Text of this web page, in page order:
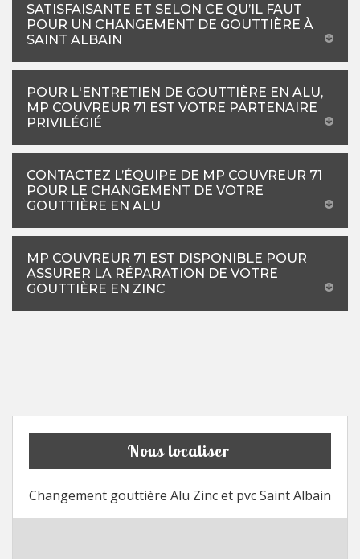
SATISFAISANTE ET SELON CE QU’IL FAUT
POUR UN CHANGEMENT DE GOUTTIÈRE À
SAINT ALBAIN
POUR L'ENTRETIEN DE GOUTTIÈRE EN ALU,
MP COUVREUR 71 EST VOTRE PARTENAIRE
PRIVILÉGIÉ
CONTACTEZ L’ÉQUIPE DE MP COUVREUR 71
POUR LE CHANGEMENT DE VOTRE
GOUTTIÈRE EN ALU
MP COUVREUR 71 EST DISPONIBLE POUR
ASSURER LA RÉPARATION DE VOTRE
GOUTTIÈRE EN ZINC
Nous localiser
Changement gouttière Alu Zinc et pvc Saint Albain